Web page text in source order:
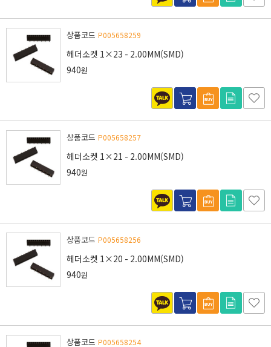
상품코드 P005658259
헤더소켓 1×23 - 2.00MM(SMD)
940원
상품코드 P005658257
헤더소켓 1×21 - 2.00MM(SMD)
940원
상품코드 P005658256
헤더소켓 1×20 - 2.00MM(SMD)
940원
상품코드 P005658254